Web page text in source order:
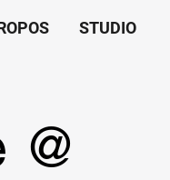
STUDIO
@